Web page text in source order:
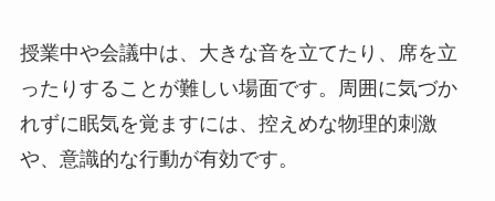
授業中や会議中は、大きな音を立てたり、席を立
ったりすることが難しい場面です。周囲に気づか
れずに眠気を覚ますには、控えめな物理的刺激
や、意識的な行動が有効です。